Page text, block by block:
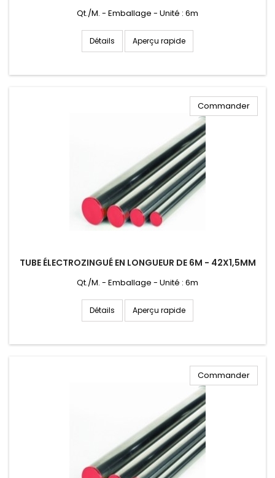
Qt./M. - Emballage - Unité : 6m
Détails Aperçu rapide
TUBE ÉLECTROZINGUÉ EN LONGUEUR DE 6M - 42X1,5MM
Qt./M. - Emballage - Unité : 6m
Détails Aperçu rapide
Commander
Commander